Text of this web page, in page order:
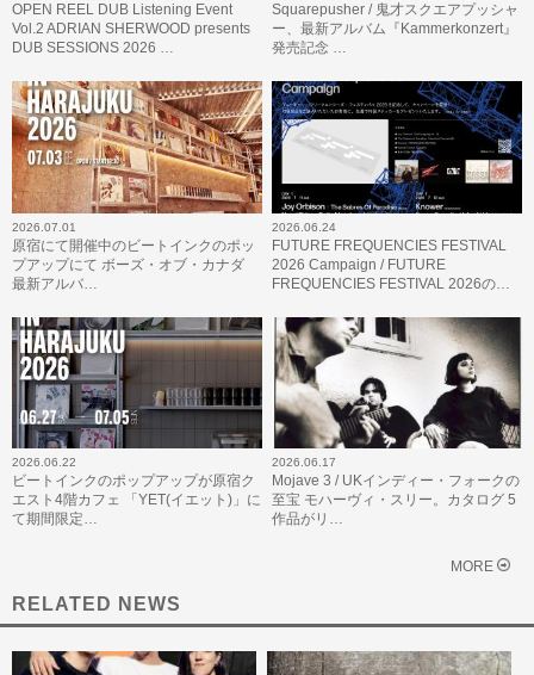
OPEN REEL DUB Listening Event
Vol.2 ADRIAN SHERWOOD presents
DUB SESSIONS 2026 …
Squarepusher / 鬼才スクエアプッシャ
ー、最新アルバム『Kammerkonzert』
発売記念 …
2026.07.01
原宿にて開催中のビートインクのポッ
プアップにて ボーズ・オブ・カナダ
最新アルバ…
2026.06.24
FUTURE FREQUENCIES FESTIVAL
2026 Campaign / FUTURE
FREQUENCIES FESTIVAL 2026の…
2026.06.22
ビートインクのポップアップが原宿ク
エスト4階カフェ 「YET(イエット)」に
て期間限定…
2026.06.17
Mojave 3 / UKインディー・フォークの
至宝 モハーヴィ・スリー。カタログ 5
作品がリ…
MORE
RELATED NEWS